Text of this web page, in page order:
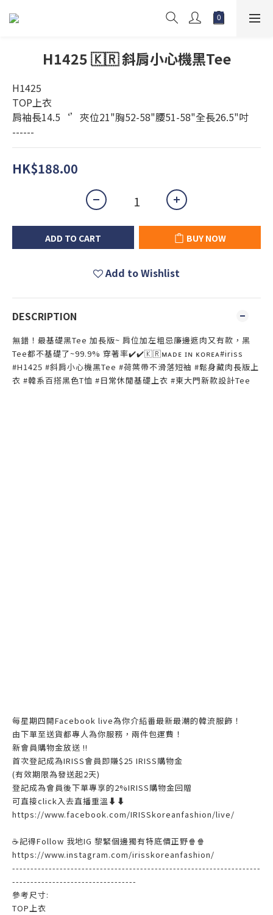
H1425 🇰🇷 斜肩小心機黑Tee
H1425
TOP上衣
肩袖長14.5‘’夾位21"胸52-58"腰51-58"全長26.5"吋
------
HK$188.00
ADD TO CART BUY NOW
Add to Wishlist
DESCRIPTION
無錯！最基礎黑Tee 加長版~ 肩位加左粗忌廉邊遮肉又有款，黑
Tee都不基礎了~99.9% 穿著率✔️✔️🇰🇷ᴍᴀᴅᴇ ɪɴ ᴋᴏʀᴇᴀ#iriss
#H1425 #斜肩小心機黑Tee #荷葉帶不滑落短袖 #鬆身藏肉長版上
衣 #韓系百搭黑色T恤 #日常休閒基礎上衣 #東大門新款設計Tee
每星期四開Facebook live為你介紹番最新最潮的韓流服飾！
由下單至送貨都專人為你服務，兩件包運費！
新會員購物金放送 ‼️
首次登記成為IRISS會員即賺$25 IRISS購物金
(有效期限為發送起2天)
登記成為會員後下單專享的2%IRISS購物金回贈
可直接click入去直播重溫⬇⬇
https://www.facebook.com/IRISSkoreanfashion/live/
☕記得Follow 我地IG 黎緊個邊獨有特底價正野🍿🍿
https://www.instagram.com/irisskoreanfashion/
--------------------------------------------------------------------
----------------------------------
參考尺寸:
TOP上衣